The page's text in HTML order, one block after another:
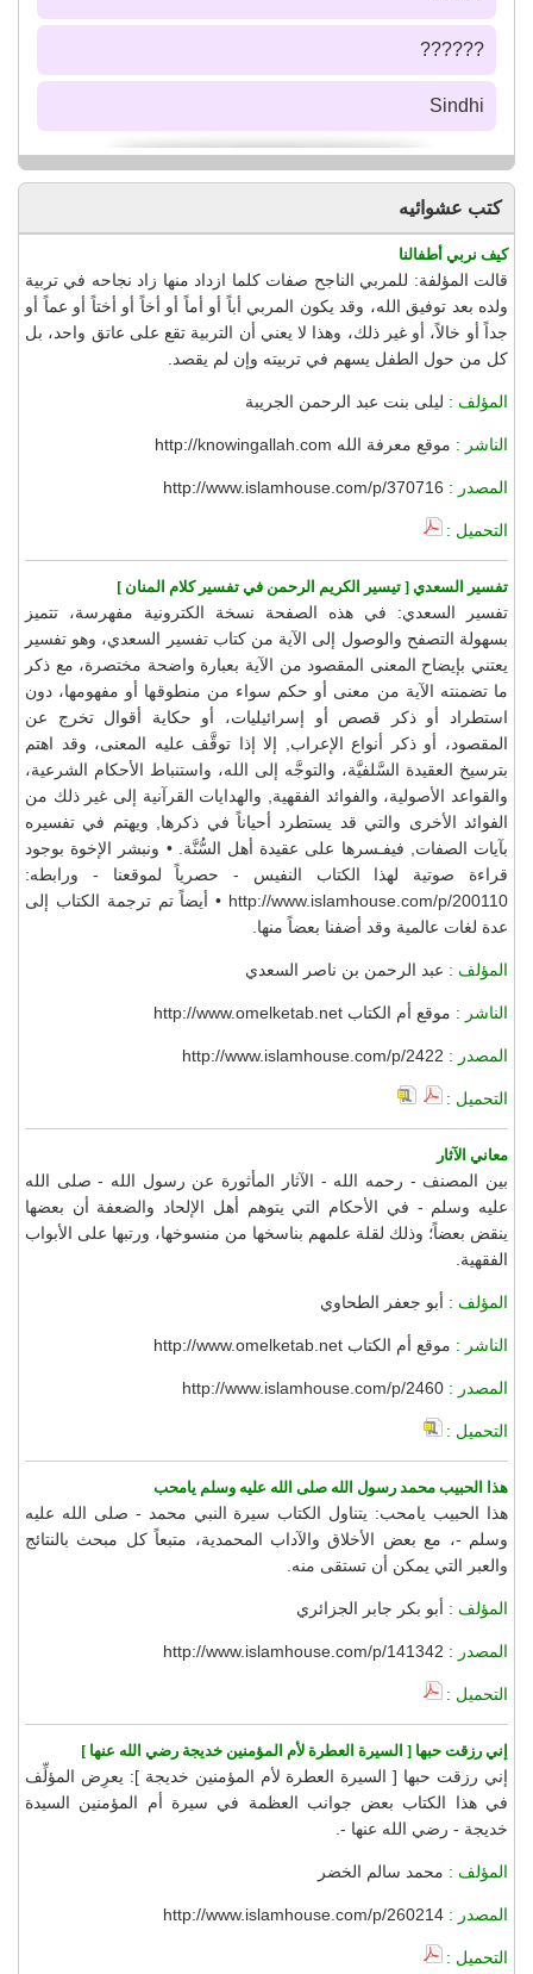
??????
Sindhi
كتب عشوائيه
كيف نربي أطفالنا
قالت المؤلفة: للمربي الناجح صفات كلما ازداد منها زاد نجاحه في تربية
ولده بعد توفيق الله، وقد يكون المربي أباً أو أماً أو أخاً أو أختاً أو عماً أو
جداً أو خالاً، أو غير ذلك، وهذا لا يعني أن التربية تقع على عاتق واحد، بل
كل من حول الطفل يسهم في تربيته وإن لم يقصد.
المؤلف : ليلى بنت عبد الرحمن الجريبة
الناشر : موقع معرفة الله http://knowingallah.com
المصدر : http://www.islamhouse.com/p/370716
التحميل :
تفسير السعدي [ تيسير الكريم الرحمن في تفسير كلام المنان ]
تفسير السعدي: في هذه الصفحة نسخة الكترونية مفهرسة، تتميز
بسهولة التصفح والوصول إلى الآية من كتاب تفسير السعدي، وهو تفسير
يعتني بإيضاح المعنى المقصود من الآية بعبارة واضحة مختصرة، مع ذكر
ما تضمنته الآية من معنى أو حكم سواء من منطوقها أو مفهومها، دون
استطراد أو ذكر قصص أو إسرائيليات، أو حكاية أقوال تخرج عن
المقصود، أو ذكر أنواع الإعراب, إلا إذا توقَّف عليه المعنى، وقد اهتم
بترسيخ العقيدة السَّلفيَّة، والتوجَّه إلى الله، واستنباط الأحكام الشرعية،
والقواعد الأصولية، والفوائد الفقهية, والهدايات القرآنية إلى غير ذلك من
الفوائد الأخرى والتي قد يستطرد أحياناً في ذكرها, ويهتم في تفسيره
بآيات الصفات, فيفـسرها على عقيدة أهل السُّنَّة. • ونبشر الإخوة بوجود
قراءة صوتية لهذا الكتاب النفيس - حصرياً لموقعنا - ورابطه:
http://www.islamhouse.com/p/200110 • أيضاً تم ترجمة الكتاب إلى
عدة لغات عالمية وقد أضفنا بعضاً منها.
المؤلف : عبد الرحمن بن ناصر السعدي
الناشر : موقع أم الكتاب http://www.omelketab.net
المصدر : http://www.islamhouse.com/p/2422
التحميل :
معاني الآثار
بين المصنف - رحمه الله - الآثار المأثورة عن رسول الله - صلى الله
عليه وسلم - في الأحكام التي يتوهم أهل الإلحاد والضعفة أن بعضها
ينقض بعضاً؛ وذلك لقلة علمهم بناسخها من منسوخها، ورتبها على الأبواب
الفقهية.
المؤلف : أبو جعفر الطحاوي
الناشر : موقع أم الكتاب http://www.omelketab.net
المصدر : http://www.islamhouse.com/p/2460
التحميل :
هذا الحبيب محمد رسول الله صلى الله عليه وسلم يامحب
هذا الحبيب يامحب: يتناول الكتاب سيرة النبي محمد - صلى الله عليه
وسلم -، مع بعض الأخلاق والآداب المحمدية، متبعاً كل مبحث بالنتائج
والعبر التي يمكن أن تستقى منه.
المؤلف : أبو بكر جابر الجزائري
المصدر : http://www.islamhouse.com/p/141342
التحميل :
إني رزقت حبها [ السيرة العطرة لأم المؤمنين خديجة رضي الله عنها ]
إني رزقت حبها [ السيرة العطرة لأم المؤمنين خديجة ]: يعرِض المؤلِّف
في هذا الكتاب بعض جوانب العظمة في سيرة أم المؤمنين السيدة
خديجة - رضي الله عنها -.
المؤلف : محمد سالم الخضر
المصدر : http://www.islamhouse.com/p/260214
التحميل :